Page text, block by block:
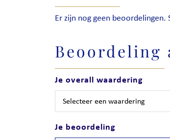
Er zijn nog geen
Beoordeling
Je overall waardering
Je beoordeling